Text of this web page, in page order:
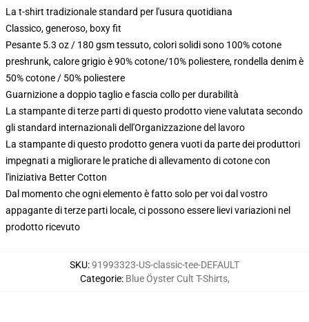
La t-shirt tradizionale standard per l'usura quotidiana
Classico, generoso, boxy fit
Pesante 5.3 oz / 180 gsm tessuto, colori solidi sono 100% cotone
preshrunk, calore grigio è 90% cotone/10% poliestere, rondella denim è
50% cotone / 50% poliestere
Guarnizione a doppio taglio e fascia collo per durabilità
La stampante di terze parti di questo prodotto viene valutata secondo
gli standard internazionali dell'Organizzazione del lavoro
La stampante di questo prodotto genera vuoti da parte dei produttori
impegnati a migliorare le pratiche di allevamento di cotone con
l'iniziativa Better Cotton
Dal momento che ogni elemento è fatto solo per voi dal vostro
appagante di terze parti locale, ci possono essere lievi variazioni nel
prodotto ricevuto
SKU:91993323-US-classic-tee-DEFAULT
Categorie: Blue Öyster Cult T-Shirts,